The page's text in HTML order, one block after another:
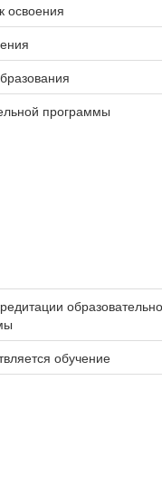
освоения
программы
обучение